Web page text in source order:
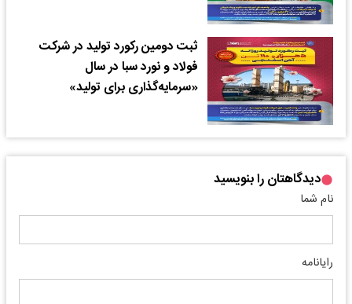
ثبت دومین رکورد تولید در شرکت
فولاد و نورد سبا در سال
«سرمایه‌گذاری برای تولید»
دیدگاهتان را بنویسید
نام شما
رایانامه